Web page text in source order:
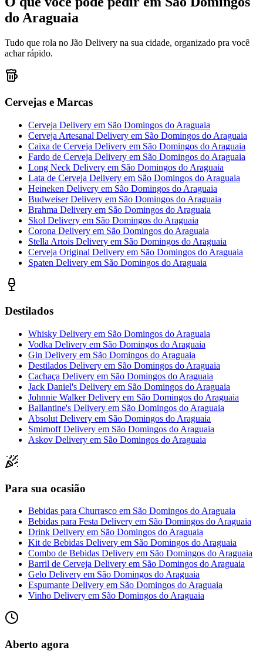
do Araguaia
Tudo que rola no Jão Delivery na sua cidade, organizado pra você
achar rápido.
Cervejas e Marcas
Cerveja Delivery em São Domingos do Araguaia
Cerveja Artesanal Delivery em São Domingos do Araguaia
Caixa de Cerveja Delivery em São Domingos do Araguaia
Fardo de Cerveja Delivery em São Domingos do Araguaia
Long Neck Delivery em São Domingos do Araguaia
Lata de Cerveja Delivery em São Domingos do Araguaia
Heineken Delivery em São Domingos do Araguaia
Budweiser Delivery em São Domingos do Araguaia
Brahma Delivery em São Domingos do Araguaia
Skol Delivery em São Domingos do Araguaia
Corona Delivery em São Domingos do Araguaia
Stella Artois Delivery em São Domingos do Araguaia
Cerveja Original Delivery em São Domingos do Araguaia
Spaten Delivery em São Domingos do Araguaia
Destilados
Whisky Delivery em São Domingos do Araguaia
Vodka Delivery em São Domingos do Araguaia
Gin Delivery em São Domingos do Araguaia
Destilados Delivery em São Domingos do Araguaia
Cachaça Delivery em São Domingos do Araguaia
Jack Daniel's Delivery em São Domingos do Araguaia
Johnnie Walker Delivery em São Domingos do Araguaia
Ballantine's Delivery em São Domingos do Araguaia
Absolut Delivery em São Domingos do Araguaia
Smirnoff Delivery em São Domingos do Araguaia
Askov Delivery em São Domingos do Araguaia
Para sua ocasião
Bebidas para Churrasco em São Domingos do Araguaia
Bebidas para Festa Delivery em São Domingos do Araguaia
Drink Delivery em São Domingos do Araguaia
Kit de Bebidas Delivery em São Domingos do Araguaia
Combo de Bebidas Delivery em São Domingos do Araguaia
Barril de Cerveja Delivery em São Domingos do Araguaia
Gelo Delivery em São Domingos do Araguaia
Espumante Delivery em São Domingos do Araguaia
Vinho Delivery em São Domingos do Araguaia
Aberto agora